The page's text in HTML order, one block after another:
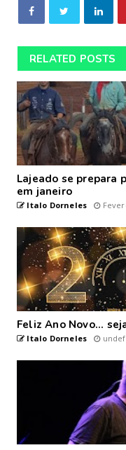
RELATED POSTS
Lajeado se prepara
em janeiro
Italo Dorneles
Feliz Ano Novo...
Italo Dorneles